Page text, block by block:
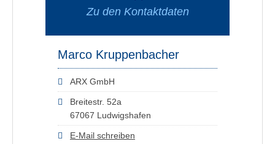
Zu den Kontaktdaten
Marco Kruppenbacher
ARX GmbH
Breitestr. 52a
67067 Ludwigshafen
E-Mail schreiben